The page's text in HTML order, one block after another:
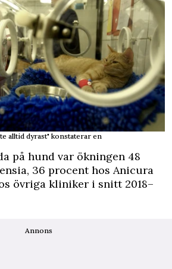
alltid dyrast" konstaterar en
på hund var ökningen 48
36 procent hos Anicura
övriga kliniker i snitt 2018–
Annons